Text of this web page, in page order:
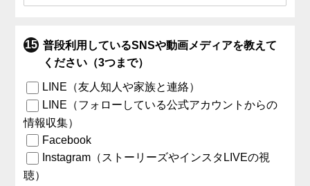
普段利用しているSNSや動画メディアを教えて
ください（3つまで）
LINE（友人知人や家族と連絡）
LINE（フォローしている公式アカウントからの
情報収集）
Facebook
Instagram（ストーリーズやインスタLIVEの視
聴）